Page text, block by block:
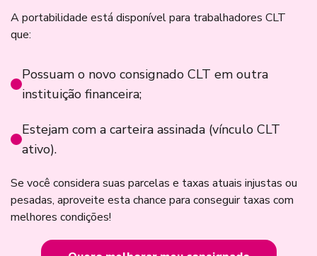
A portabilidade está disponível para trabalhadores CLT
que:
Possuam o novo consignado CLT em outra
instituição financeira;
Estejam com a carteira assinada (vínculo CLT
ativo).
Se você considera suas parcelas e taxas atuais injustas ou
pesadas, aproveite esta chance para conseguir taxas com
melhores condições!